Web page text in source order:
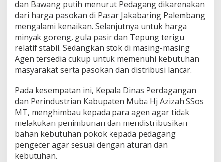
dan Bawang putih menurut Pedagang dikarenakan
dari harga pasokan di Pasar Jakabaring Palembang
mengalami kenaikan. Selanjutnya untuk harga
minyak goreng, gula pasir dan Tepung terigu
relatif stabil. Sedangkan stok di masing-masing
Agen tersedia cukup untuk memenuhi kebutuhan
masyarakat serta pasokan dan distribusi lancar.
Pada kesempatan ini, Kepala Dinas Perdagangan
dan Perindustrian Kabupaten Muba Hj Azizah SSos
MT, menghimbau kepada para agen agar tidak
melakukan penimbunan dan mendistribusikan
bahan kebutuhan pokok kepada pedagang
pengecer agar sesuai dengan aturan dan
kebutuhan.